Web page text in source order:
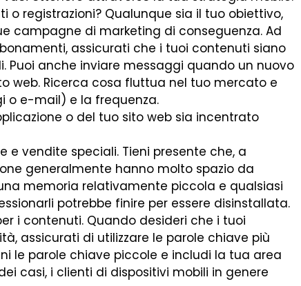
registrazioni? Qualunque sia il tuo obiettivo,
campagne di marketing di conseguenza. Ad
assicurati che i tuoi contenuti siano
Puoi anche inviare messaggi quando un nuovo
web. Ricerca cosa fluttua nel tuo mercato e
o e-mail) e la frequenza.
o del tuo sito web sia incentrato
e vendite speciali. Tieni presente che, a
generalmente hanno molto spazio da
memoria relativamente piccola e qualsiasi
potrebbe finire per essere disinstallata.
i contenuti. Quando desideri che i tuoi
assicurati di utilizzare le parole chiave più
le parole chiave piccole e includi la tua area
casi, i clienti di dispositivi mobili in genere